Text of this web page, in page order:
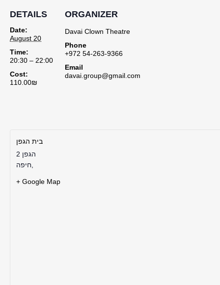
DETAILS
Date:
August 20
Time:
20:30 – 22:00
Cost:
110.00₪
ORGANIZER
Davai Clown Theatre
Phone
+972 54-263-9366
Email
davai.group@gmail.com
בית הגפן
הגפן 2
חיפה
+ Google Map